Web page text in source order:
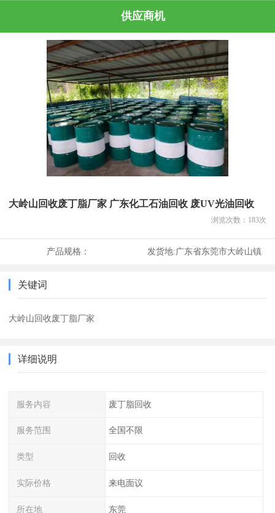
供应商机
大岭山回收废丁脂厂家 广东化工石油回收 废UV光油回收
浏览次数： 183次
产品规格： 发货地:广东省东莞市大岭山镇
关键词
大岭山回收废丁脂厂家
详细说明
服务内容 废丁脂回收
服务范围 全国不限
类型 回收
实际价格 来电面议
所在地 东莞